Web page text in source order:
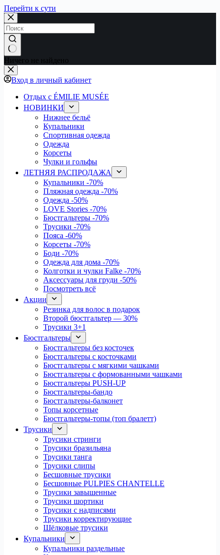
Перейти к сути
Ничего не найдено
Вход в личный кабинет
Отдых с ÉMILIE MUSÉE
НОВИНКИ
Нижнее бельё
Купальники
Спортивная одежда
Одежда
Корсеты
Чулки и гольфы
ЛЕТНЯЯ РАСПРОДАЖА
Купальники -70%
Пляжная одежда -70%
Одежда -50%
LOVE Stories -70%
Бюстгальтеры -70%
Трусики -70%
Пояса -60%
Корсеты -70%
Боди -70%
Одежда для дома -70%
Колготки и чулки Falke -70%
Аксессуары для груди -50%
Посмотреть всё
Акции
Резинка для волос в подарок
Второй бюстгальтер — 30%
Трусики 3+1
Бюстгальтеры
Бюстгальтеры без косточек
Бюстгальтеры с косточками
Бюстгальтеры с мягкими чашками
Бюстгальтеры с формованными чашками
Бюстгальтеры PUSH-UP
Бюстгальтеры-бандо
Бюстгальтеры-балконет
Топы корсетные
Бюстгальтеры-топы (топ бралетт)
Трусики
Трусики стринги
Трусики бразильяна
Трусики танга
Трусики слипы
Бесшовные трусики
Бесшовные PULPIES CHANTELLE
Трусики завышенные
Трусики шортики
Трусики с надписями
Трусики корректирующие
Шёлковые трусики
Купальники
Купальники раздельные